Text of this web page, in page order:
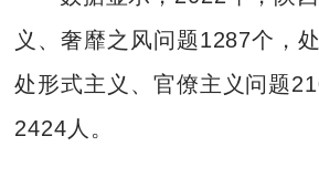
义、奢靡之风问题1287个，
处形式主义、官僚主义问题
2424人。